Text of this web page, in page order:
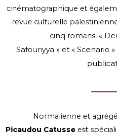
cinématographique et
revue culturelle
cinq romans. «
Safouriyya »et « Scenario »
Normalienne et
Picaudou Catusse est